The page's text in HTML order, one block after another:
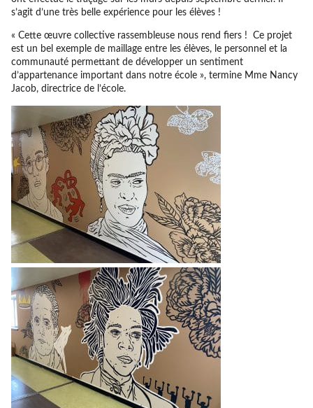
s’agit d’une très belle expérience pour les élèves !
« Cette œuvre collective rassembleuse nous rend fiers ! Ce projet
est un bel exemple de maillage entre les élèves, le personnel et la
communauté permettant de développer un sentiment
d’appartenance important dans notre école », termine Mme Nancy
Jacob, directrice de l’école.